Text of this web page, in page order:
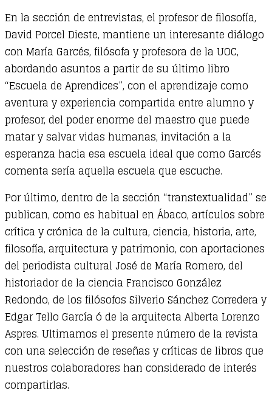
En la sección de entrevistas, el profesor de filosofía,
David Porcel Dieste, mantiene un interesante diálogo
con María Garcés, filósofa y profesora de la UOC,
abordando asuntos a partir de su último libro
“Escuela de Aprendices”, con el aprendizaje como
aventura y experiencia compartida entre alumno y
profesor, del poder enorme del maestro que puede
matar y salvar vidas humanas, invitación a la
esperanza hacia esa escuela ideal que como Garcés
comenta sería aquella escuela que escuche.
Por último, dentro de la sección “transtextualidad” se
publican, como es habitual en Ábaco, artículos sobre
crítica y crónica de la cultura, ciencia, historia, arte,
filosofía, arquitectura y patrimonio, con aportaciones
del periodista cultural José de María Romero, del
historiador de la ciencia Francisco González
Redondo, de los filósofos Silverio Sánchez Corredera y
Edgar Tello García ó de la arquitecta Alberta Lorenzo
Aspres. Ultimamos el presente número de la revista
con una selección de reseñas y críticas de libros que
nuestros colaboradores han considerado de interés
compartirlas.